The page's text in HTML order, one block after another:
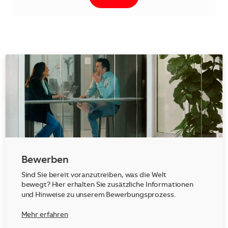
Bewerben
Sind Sie bereit voranzutreiben, was die Welt
bewegt? Hier erhalten Sie zusätzliche Informationen
und Hinweise zu unserem Bewerbungsprozess.
Mehr erfahren